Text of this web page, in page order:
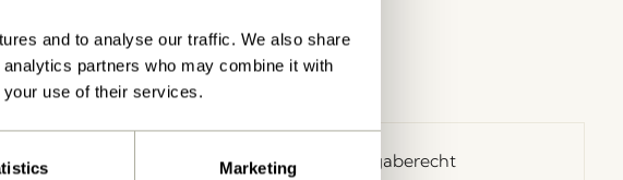
and to analyse our traffic. We also share
partners who may combine it with
your use of their services.
Marketing30 Tage Rückgaberecht